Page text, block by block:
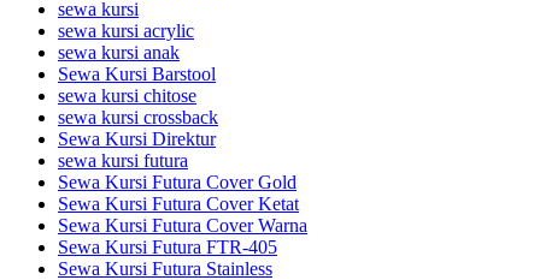
sewa kursi
sewa kursi acrylic
sewa kursi anak
Sewa Kursi Barstool
sewa kursi chitose
sewa kursi crossback
Sewa Kursi Direktur
sewa kursi futura
Sewa Kursi Futura Cover Gold
Sewa Kursi Futura Cover Ketat
Sewa Kursi Futura Cover Warna
Sewa Kursi Futura FTR-405
Sewa Kursi Futura Stainless